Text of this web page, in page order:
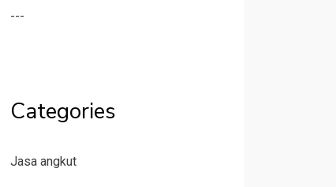
---
Categories
Jasa angkut